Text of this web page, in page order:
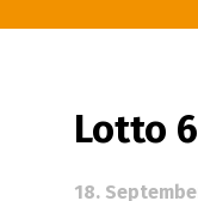
Lotto
18.